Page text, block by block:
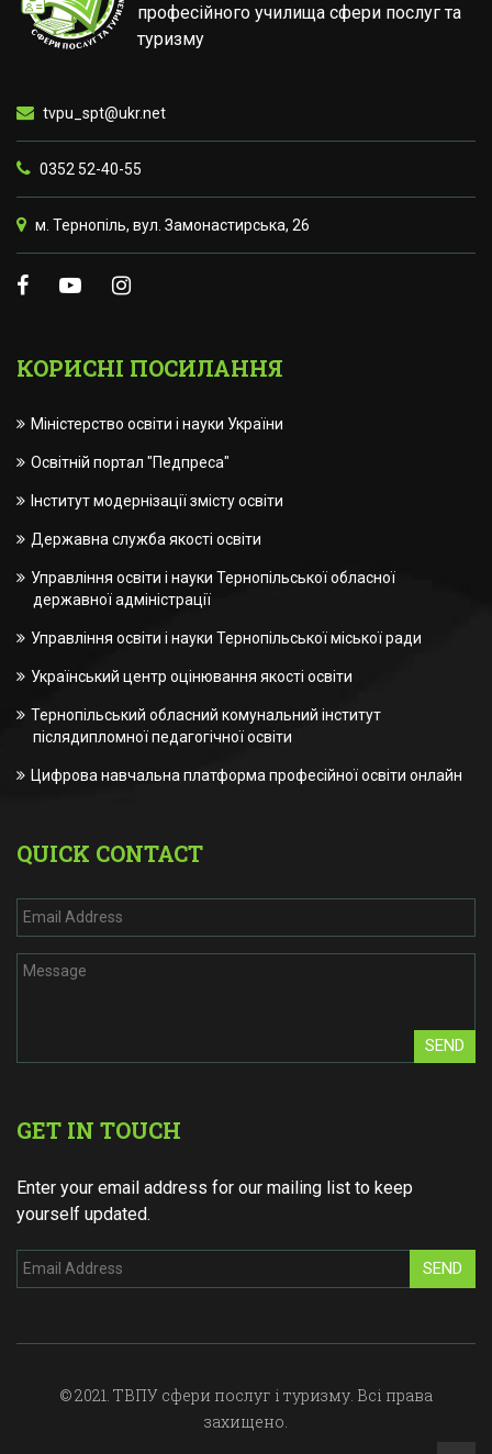
професійного училища сфери послуг та
туризму
tvpu_spt@ukr.net
0352 52-40-55
м. Тернопіль, вул. Замонастирська, 26
КОРИСНІ ПОСИЛАННЯ
Міністерство освіти і науки України
Освітній портал "Педпреса"
Інститут модернізації змісту освіти
Державна служба якості освіти
Управління освіти і науки Тернопільської обласної
державної адміністрації
Управління освіти і науки Тернопільської міської ради
Український центр оцінювання якості освіти
Тернопільський обласний комунальний інститут
післядипломної педагогічної освіти
Цифрова навчальна платформа професійної освіти онлайн
QUICK CONTACT
SEND
GET IN TOUCH
Enter your email address for our mailing list to keep
yourself updated.
SEND
© 2021. ТВПУ сфери послуг і туризму. Всі права
захищено.